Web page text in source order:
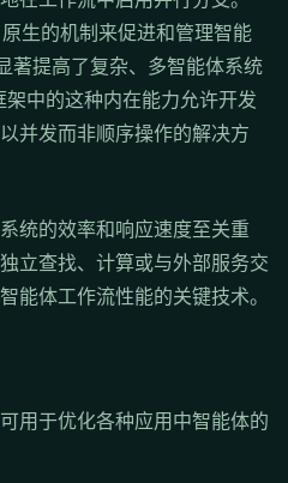
生的机制来促进和管理智能
著提高了复杂、多智能体系统
中的这种内在能力允许开发
并发而非顺序操作的解决方
统的效率和响应速度至关重
立查找、计算或与外部服务交
能体工作流性能的关键技术。
用于优化各种应用中智能体的